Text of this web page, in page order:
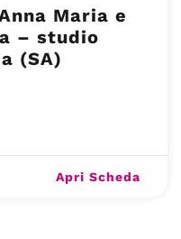
Maria e
– studio
(SA)
Apri Scheda